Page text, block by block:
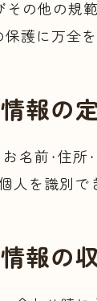
の他の規
護に万全を
報の
名前・住所
人を識別で
報の